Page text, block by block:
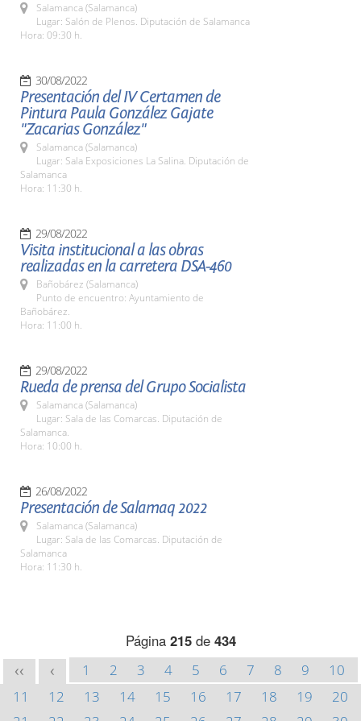
Salamanca (Salamanca)
Lugar: Salón de Plenos. Diputación de Salamanca
Hora: 09:30 h.
30/08/2022
Presentación del IV Certamen de
Pintura Paula González Gajate
"Zacarias González"
Salamanca (Salamanca)
Lugar: Sala Exposiciones La Salina. Diputación de
Salamanca
Hora: 11:30 h.
29/08/2022
Visita institucional a las obras
realizadas en la carretera DSA-460
Bañobárez (Salamanca)
Punto de encuentro: Ayuntamiento de
Bañobárez.
Hora: 11:00 h.
29/08/2022
Rueda de prensa del Grupo Socialista
Salamanca (Salamanca)
Lugar: Sala de las Comarcas. Diputación de
Salamanca.
Hora: 10:00 h.
26/08/2022
Presentación de Salamaq 2022
Salamanca (Salamanca)
Lugar: Sala de las Comarcas. Diputación de
Salamanca
Hora: 11:30 h.
Página 215de 434
<< < 1 2 3 4 5 6 7 8 9
10
11
12 13 14 15 16 17 18 19
20